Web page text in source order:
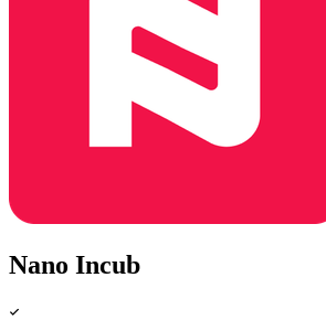
Nano Incub